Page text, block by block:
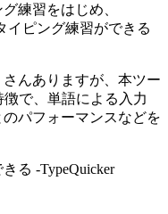
練習をはじめ、
イピング練習ができる
んありますが、本ツー
で、単語による入力
パフォーマンスなどを